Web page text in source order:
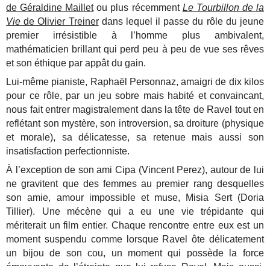
de Géraldine Mailletou plus récemment Le Tourbillon de la
Vie de Olivier Treinerdans lequel il passe du rôle du jeune
premier irrésistible à l’homme plus ambivalent,
mathématicien brillant qui perd peu à peu de vue ses rêves
et son éthique par appât du gain.
Lui-même pianiste, Raphaël Personnaz, amaigri de dix kilos
pour ce rôle, par un jeu sobre mais habité et convaincant,
nous fait entrer magistralement dans la tête de Ravel tout en
reflétant son mystère, son introversion, sa droiture (physique
et morale), sa délicatesse, sa retenue mais aussi son
insatisfaction perfectionniste.
À l’exception de son ami Cipa (Vincent Perez), autour de lui
ne gravitent que des femmes au premier rang desquelles
son amie, amour impossible et muse, Misia Sert (Doria
Tillier). Une mécène qui a eu une vie trépidante qui
mériterait un film entier. Chaque rencontre entre eux est un
moment suspendu comme lorsque Ravel ôte délicatement
un bijou de son cou, un moment qui possède la force